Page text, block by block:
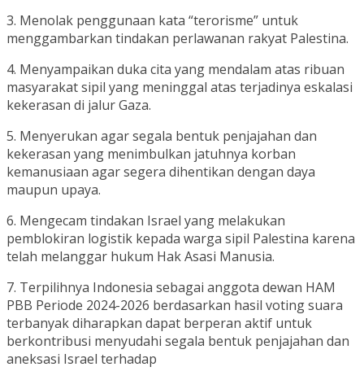
3. Menolak penggunaan kata “terorisme” untuk
menggambarkan tindakan perlawanan rakyat Palestina.
4. Menyampaikan duka cita yang mendalam atas ribuan
masyarakat sipil yang meninggal atas terjadinya eskalasi
kekerasan di jalur Gaza.
5. Menyerukan agar segala bentuk penjajahan dan
kekerasan yang menimbulkan jatuhnya korban
kemanusiaan agar segera dihentikan dengan daya
maupun upaya.
6. Mengecam tindakan Israel yang melakukan
pemblokiran logistik kepada warga sipil Palestina karena
telah melanggar hukum Hak Asasi Manusia.
7. Terpilihnya Indonesia sebagai anggota dewan HAM
PBB Periode 2024-2026 berdasarkan hasil voting suara
terbanyak diharapkan dapat berperan aktif untuk
berkontribusi menyudahi segala bentuk penjajahan dan
aneksasi Israel terhadap